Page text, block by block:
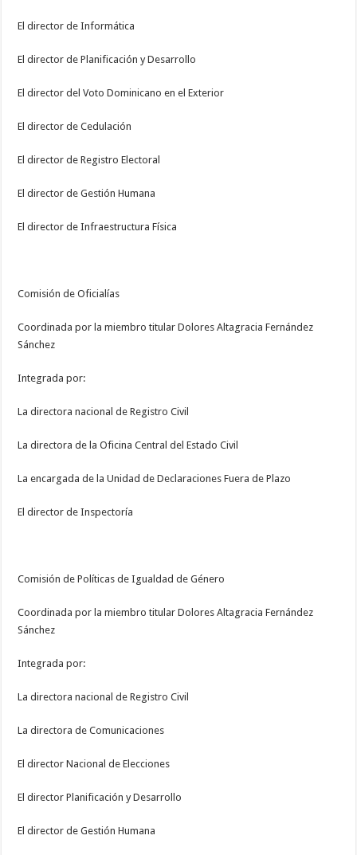
El director de Informática
El director de Planificación y Desarrollo
El director del Voto Dominicano en el Exterior
El director de Cedulación
El director de Registro Electoral
El director de Gestión Humana
El director de Infraestructura Física
Comisión de Oficialías
Coordinada por la miembro titular Dolores Altagracia Fernández
Sánchez
Integrada por:
La directora nacional de Registro Civil
La directora de la Oficina Central del Estado Civil
La encargada de la Unidad de Declaraciones Fuera de Plazo
El director de Inspectoría
Comisión de Políticas de Igualdad de Género
Coordinada por la miembro titular Dolores Altagracia Fernández
Sánchez
Integrada por:
La directora nacional de Registro Civil
La directora de Comunicaciones
El director Nacional de Elecciones
El director Planificación y Desarrollo
El director de Gestión Humana